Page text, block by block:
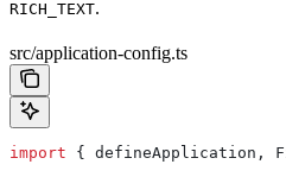
RICH_TEXT.
src/application-config.ts
import { defineApplication ,